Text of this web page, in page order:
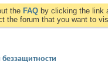
the FAQ by clicking the link
the forum that you want to